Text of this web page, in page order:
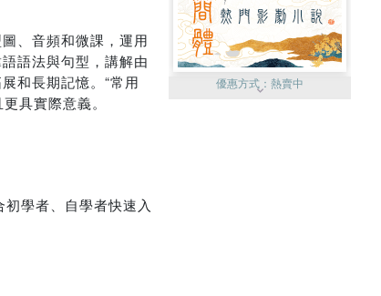
、音頻和微課，運用
語法與句型，講解由
和長期記憶。“常用
具實際意義。
學者、自學者快速入
優惠方式： 熱賣中